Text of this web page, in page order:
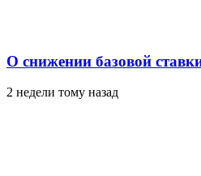
О снижении базовой
2 недели тому назад